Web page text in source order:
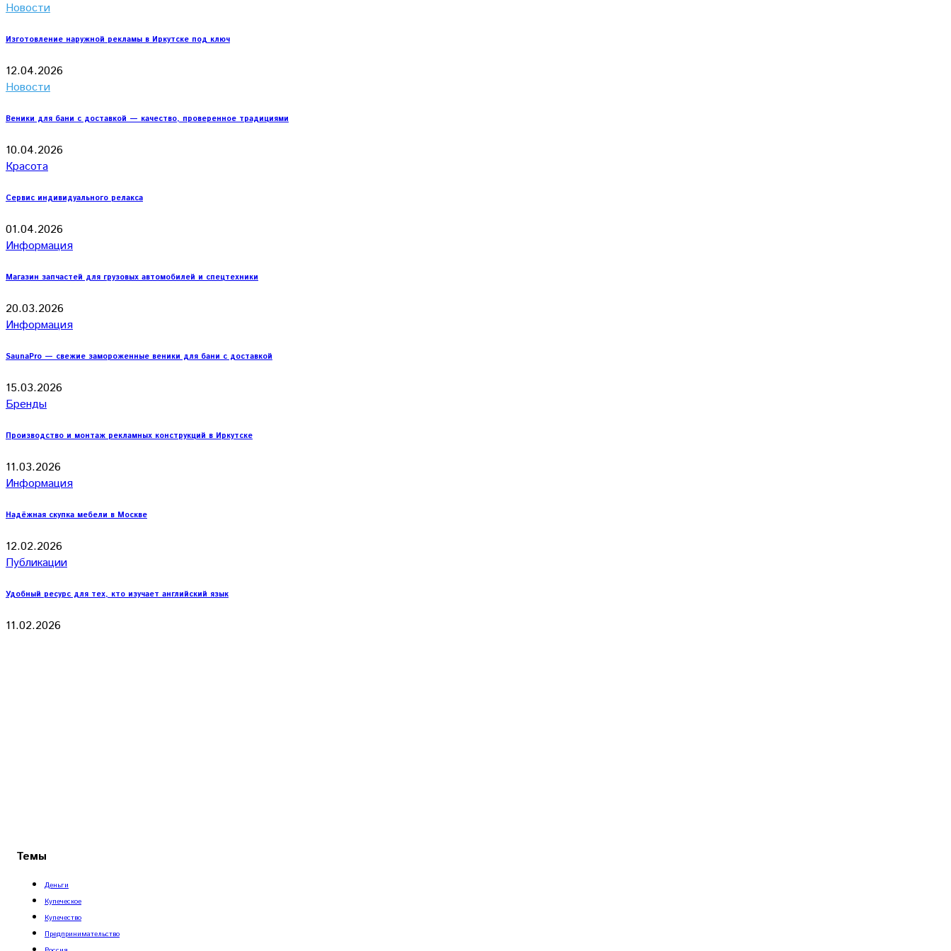
Новости
Изготовление наружной рекламы в Иркутске под ключ
12.04.2026
Новости
Веники для бани с доставкой — качество, проверенное традициями
10.04.2026
Красота
Сервис индивидуального релакса
01.04.2026
Информация
Магазин запчастей для грузовых автомобилей и спецтехники
20.03.2026
Информация
SaunaPro — свежие замороженные веники для бани с доставкой
15.03.2026
Бренды
Производство и монтаж рекламных конструкций в Иркутске
11.03.2026
Информация
Надёжная скупка мебели в Москве
12.02.2026
Публикации
Удобный ресурс для тех, кто изучает английский язык
11.02.2026
Темы
Деньги
Купеческое
Купечество
Предпринимательство